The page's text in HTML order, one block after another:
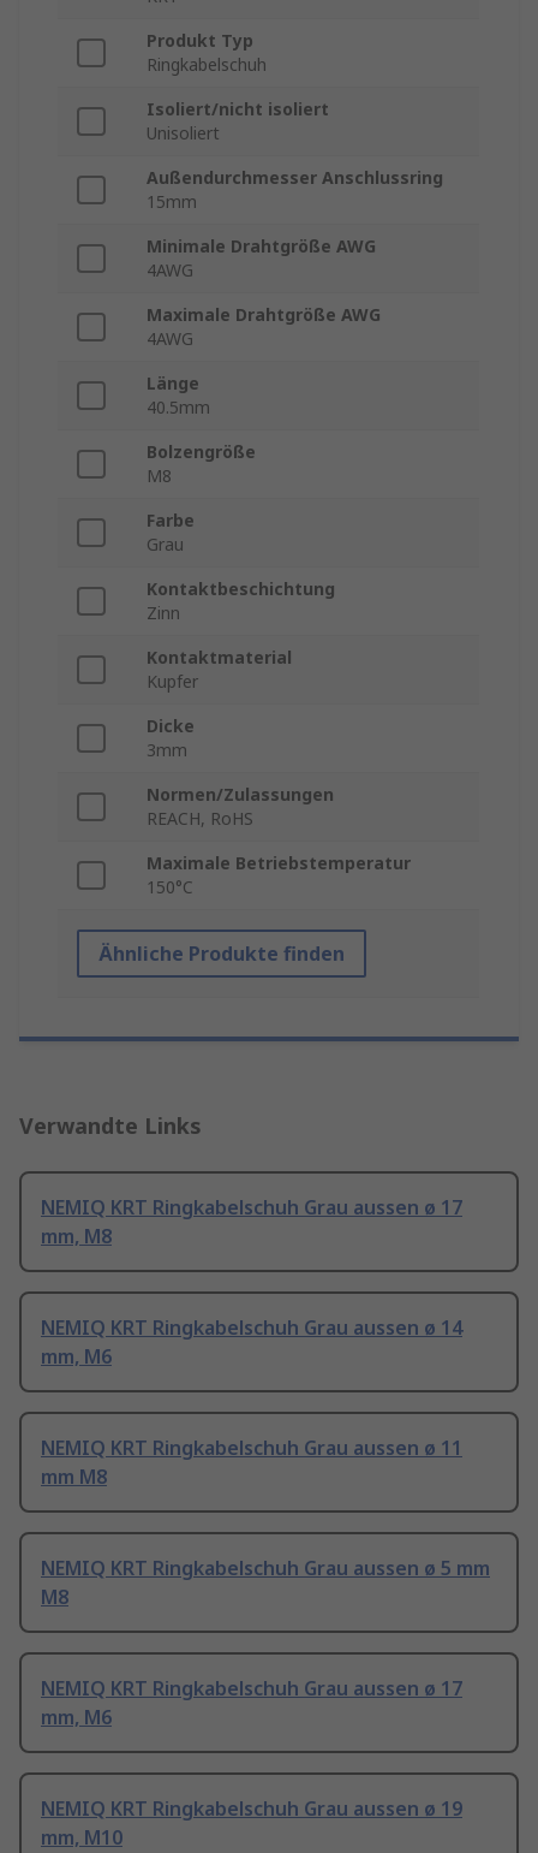
Produkt Typ
Ringkabelschuh
Isoliert/nicht isoliert
Unisoliert
Außendurchmesser Anschlussring
15mm
Minimale Drahtgröße AWG
4AWG
Maximale Drahtgröße AWG
4AWG
Länge
40.5mm
Bolzengröße
M8
Farbe
Grau
Kontaktbeschichtung
Zinn
Kontaktmaterial
Kupfer
Dicke
3mm
Normen/Zulassungen
REACH, RoHS
Maximale Betriebstemperatur
150°C
Ähnliche Produkte finden
Verwandte Links
NEMIQ KRT Ringkabelschuh Grau aussen ø 17
mm, M8
NEMIQ KRT Ringkabelschuh Grau aussen ø 14
mm, M6
NEMIQ KRT Ringkabelschuh Grau aussen ø 11
mm M8
NEMIQ KRT Ringkabelschuh Grau aussen ø 5 mm
M8
NEMIQ KRT Ringkabelschuh Grau aussen ø 17
mm, M6
NEMIQ KRT Ringkabelschuh Grau aussen ø 19
mm, M10